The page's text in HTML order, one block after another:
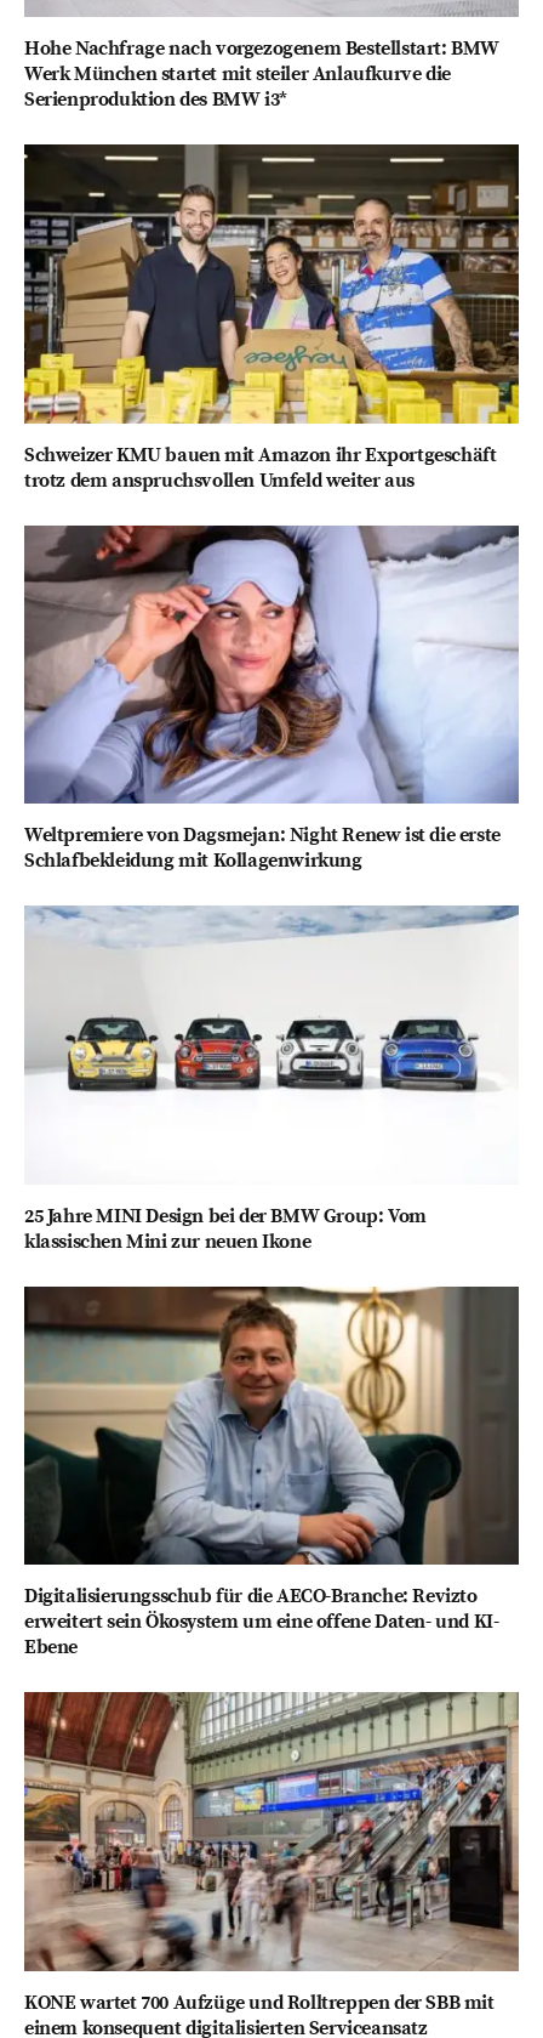
Hohe Nachfrage nach vorgezogenem Bestellstart: BMW
Werk München startet mit steiler Anlaufkurve die
Serienproduktion des BMW i3*
Schweizer KMU bauen mit Amazon ihr Exportgeschäft
trotz dem anspruchsvollen Umfeld weiter aus
Weltpremiere von Dagsmejan: Night Renew ist die erste
Schlafbekleidung mit Kollagenwirkung
25 Jahre MINI Design bei der BMW Group: Vom
klassischen Mini zur neuen Ikone
Digitalisierungsschub für die AECO-Branche: Revizto
erweitert sein Ökosystem um eine offene Daten- und KI-
Ebene
KONE wartet 700 Aufzüge und Rolltreppen der SBB mit
einem konsequent digitalisierten Serviceansatz